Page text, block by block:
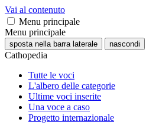
Vai al contenuto
Menu principale
Menu principale
sposta nella barra laterale nascondi
Cathopedia
Tutte le voci
L'albero delle categorie
Ultime voci inserite
Una voce a caso
Progetto internazionale